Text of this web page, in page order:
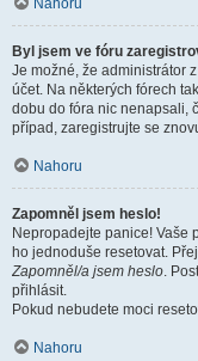
Nahoru
Byl jsem ve fóru
Je možné, že administrátor
účet. Na některých fórech
dobu do fóra nic nenapsali,
případ, zaregistrujte se
Nahoru
Zapomněl jsem heslo!
Nepropadejte panice! Vaše
ho jednoduše resetovat.
Zapomněl/a jsem heslo.
přihlásit.
Pokud nebudete moci
Nahoru